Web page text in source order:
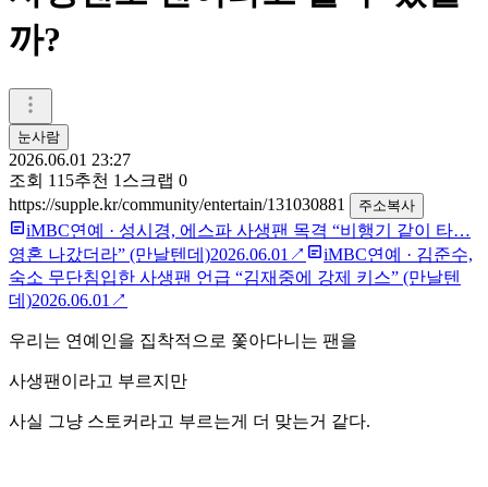
까?
눈사람
2026.06.01 23:27
조회 115추천 1 스크랩 0
https://supple.kr/community/entertain/131030881
주소복사
iMBC연예 · 성시경, 에스파 사생팬 목격 “비행기 같이 타…
영혼 나갔더라” (만날텐데)2026.06.01 ↗ iMBC연예 · 김준수,
숙소 무단침입한 사생팬 언급 “김재중에 강제 키스” (만날텐
데)2026.06.01 ↗
우리는 연예인을 집착적으로 쫓아다니는 팬을
사생팬이라고 부르지만
사실 그냥 스토커라고 부르는게 더 맞는거 같다.